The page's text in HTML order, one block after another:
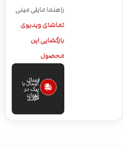
راهنما مایلی مینی
تماشای ویدیوی
بازگشایی این
محصول
ارسال
فوری
ارسال با
پیک در
تهران